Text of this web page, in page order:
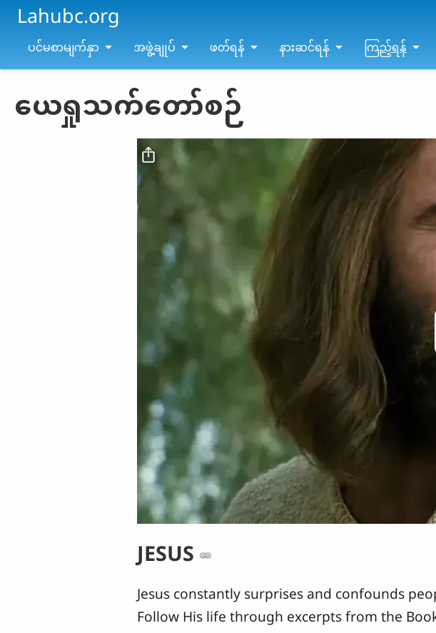
Skip to main content
Lahubc.org
ပင်မစာမျက်နှာ အဖွဲ့ချုပ် ဖတ်ရန် နားဆင်ရန် ကြည့်ရန်
ယေရှုသက်တော်စဉ်
JESUS
Jesus constantly surprises and confounds
Follow His life through excerpts from the